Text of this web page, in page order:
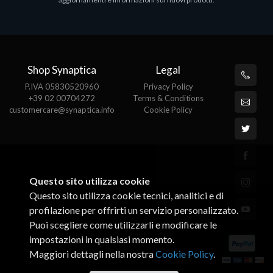
Shop Synaptica
P.IVA 05830520960
+39 02 00704272
customercare@synaptica.info
Legal
Privacy Policy
Terms & Conditions
Cookie Policy
Questo sito utilizza cookie
Questo sito utilizza cookie tecnici, analitici e di
profilazione per offrirti un servizio personalizzato.
Puoi scegliere come utilizzarli e modificare le
impostazioni in qualsiasi momento.
Maggiori dettagli nella nostraCookie Policy.